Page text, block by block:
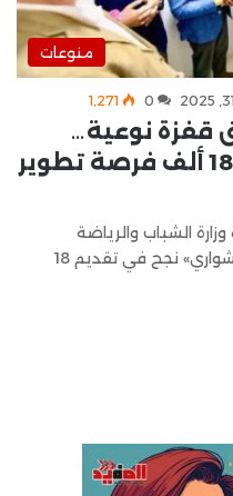
منوعات
0 1٬271
قفزة نوعية…
برنامج «مشواري» يوفّر 18 ألف فرصة تطوير
الشباب والرياضة
بمحافظة كفر الشيخ، أن برنامج «مشواري» نجح في تقديم 18